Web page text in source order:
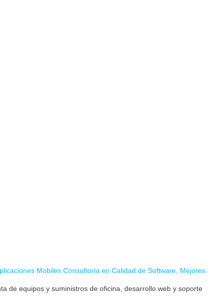
de equipos y suministros de oficina, desarrollo web y soporte